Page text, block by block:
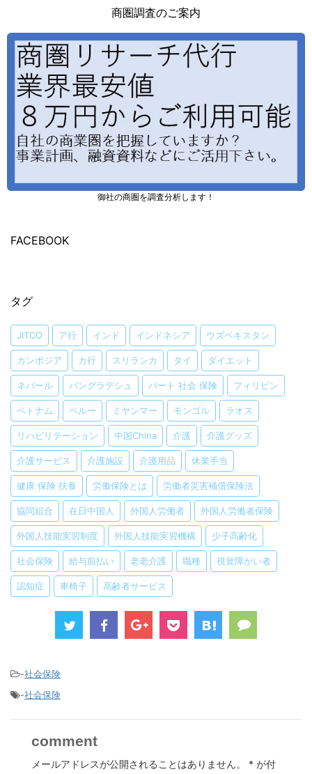
商圏調査のご案内
御社の商圏を調査分析します！
FACEBOOK
タグ
JITCO ア行 インド インドネシア ウズベキスタン
カンボジア カ行 スリランカ タイ ダイエット
ネパール バングラデシュ パート 社会 保険 フィリピン
ベトナム ペルー ミヤンマー モンゴル ラオス
リハビリテーション 中国China 介護 介護グッズ
介護サービス 介護施設 介護用品 休業手当
健康 保険 扶養 労働保険とは 労働者災害補償保険法
協同組合 在日中国人 外国人労働者 外国人労働者保険
外国人技能実習制度 外国人技能実習機構 少子高齢化
社会保険 給与前払い 老老介護 職種 視覚障がい者
認知症 車椅子 高齢者サービス
-社会保険
-社会保険
comment
メールアドレスが公開されることはありません。 * が付